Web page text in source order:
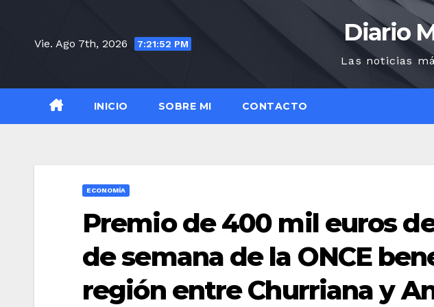
contenido
Vie. Ago 7th, 2026 7:21:53 PM Diario
Las noticias
INICIO SOBRE MI CONTACTO
ECONOMÍA
Premio de 400 mil euros
de semana de la ONCE
región entre Churriana y